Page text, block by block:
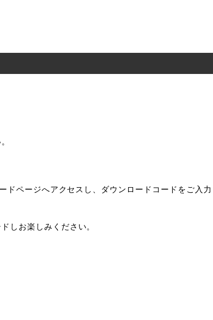
ページへアクセスし、ダウンロードコードをご入力
しお楽しみください。